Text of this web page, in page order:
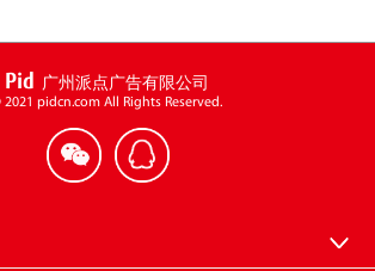
Pid 广州派点广告有限公司
2021 pidcn.com All Rights Reserved.